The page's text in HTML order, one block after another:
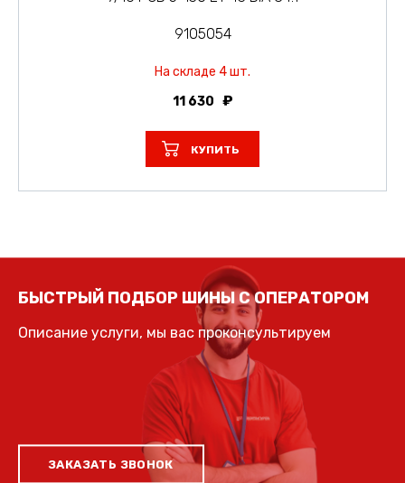
9105054
На складе 4 шт.
11 630
КУПИТЬ
БЫСТРЫЙ ПОДБОР ШИНЫ С ОПЕРАТОРОМ
Описание услуги, мы вас проконсультируем
ЗАКАЗАТЬ ЗВОНОК